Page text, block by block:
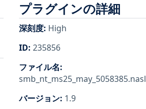
プラグインの詳細
深刻度: High
ID: 235856
ファイル名:
smb_nt_ms25_may_5058385.nasl
バージョン: 1.9